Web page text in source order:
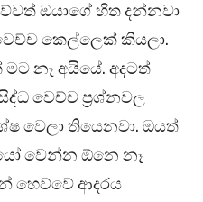
ඔයාගේ හිත දන්නවා
කෙල්ලෙක් කියලා.
නෑ අයියේ. අදටත්
වෙච්ච ප්‍රශ්නවල
වෙලා තියෙනවා. ඔයත්
වෙන්න ඕනෙ නෑ
හෙව්වේ ආදරය